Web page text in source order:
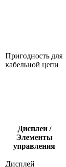
Пригодность для
кабельной цепи
Дисплеи /
Элементы
управления
Дисплей